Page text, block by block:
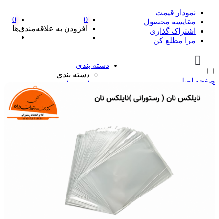
نمودار قیمت
مقایسه محصول
اشتراک گذاری
مرا مطلع کن
صفحه اصلی
0
افزودن به علاقه‌مندی‌ها
0
دسته بندی
دسته بندی
ادویه‌جات
ادویه‌جات
آویشن
ادویه مخلوط
دارچین
پیازها
پوره پیاز
پیاز چیپسی
پیاز سرخ شده
پیاز نگینی